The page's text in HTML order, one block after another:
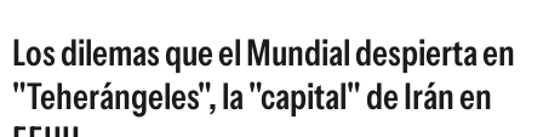
Los dilemas que el Mundial despierta en
"Teherángeles", la "capital" de Irán en